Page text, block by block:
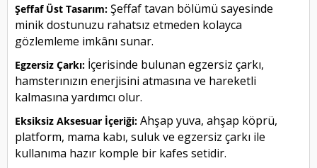
Şeffaf Üst Tasarım: Şeffaf tavan bölümü sayesinde
minik dostunuzu rahatsız etmeden kolayca
gözlemleme imkânı sunar.
Egzersiz Çarkı: İçerisinde bulunan egzersiz çarkı,
hamsterınızın enerjisini atmasına ve hareketli
kalmasına yardımcı olur.
Eksiksiz Aksesuar İçeriği: Ahşap yuva, ahşap köprü,
platform, mama kabı, suluk ve egzersiz çarkı ile
kullanıma hazır komple bir kafes setidir.